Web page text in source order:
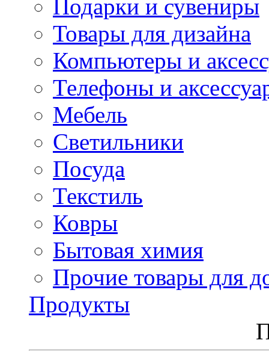
Подарки и сувениры
Товары для дизайна
Компьютеры и
Телефоны и
Мебель
Светильники
Посуда
Текстиль
Ковры
Бытовая химия
Прочие товары для
Продукты